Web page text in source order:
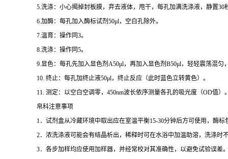
5. 洗涤：小心揭掉封板膜，弃去液体，甩干，每孔加满洗涤液，静置30
6. 加酶：每孔加入酶标试剂 50μl，空白孔除外。
7. 温育：操作同3。
8. 洗涤：操作同5。
9. 显色：每孔先加入显色剂 A50μl，再加入显色剂 B50μl，轻轻震荡混匀
10. 终止：每孔加终止液50μl，终止反应（此时蓝色立转黄色）。
11. 测定：以空白空调零， 450nm波长依序测量各孔的吸光度（OD值）
帛科注意事项
1 ．试剂盒从冷藏环境中取出应在室温平衡15-30分钟后方可使用，酶标
2．浓洗涤液可能会有结晶析出，稀释时可在水浴中加温助溶，洗涤时
3．各步加样均应使用加样器，并经常校对其准确性，以避免试验误差